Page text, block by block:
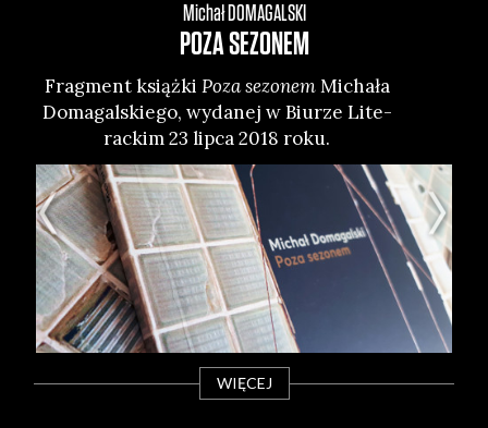
MichałDOMAGALSKI
POZA SEZONEM
Frag­ment książ­ki Poza sezo­nemMicha­ła
Doma­gal­skie­go, wyda­nej w Biu­rze Lite­
rac­kim 23 lip­ca 2018 roku.
WIĘCEJ